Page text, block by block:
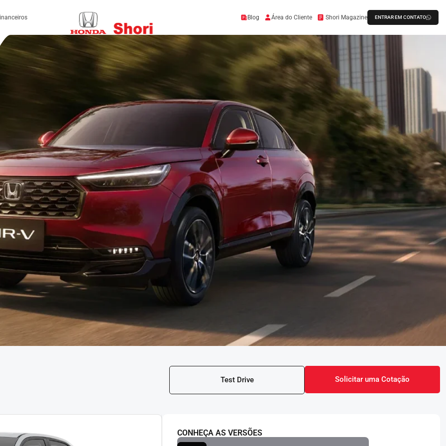
Blog Área do Cliente Shori Magazine ENTRAR EM CONTATO
Test Drive Solicitar uma Cotação
CONHEÇA AS VERSÕES